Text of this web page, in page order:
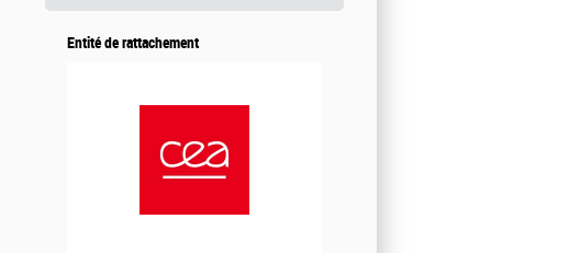
Entité de rattachement